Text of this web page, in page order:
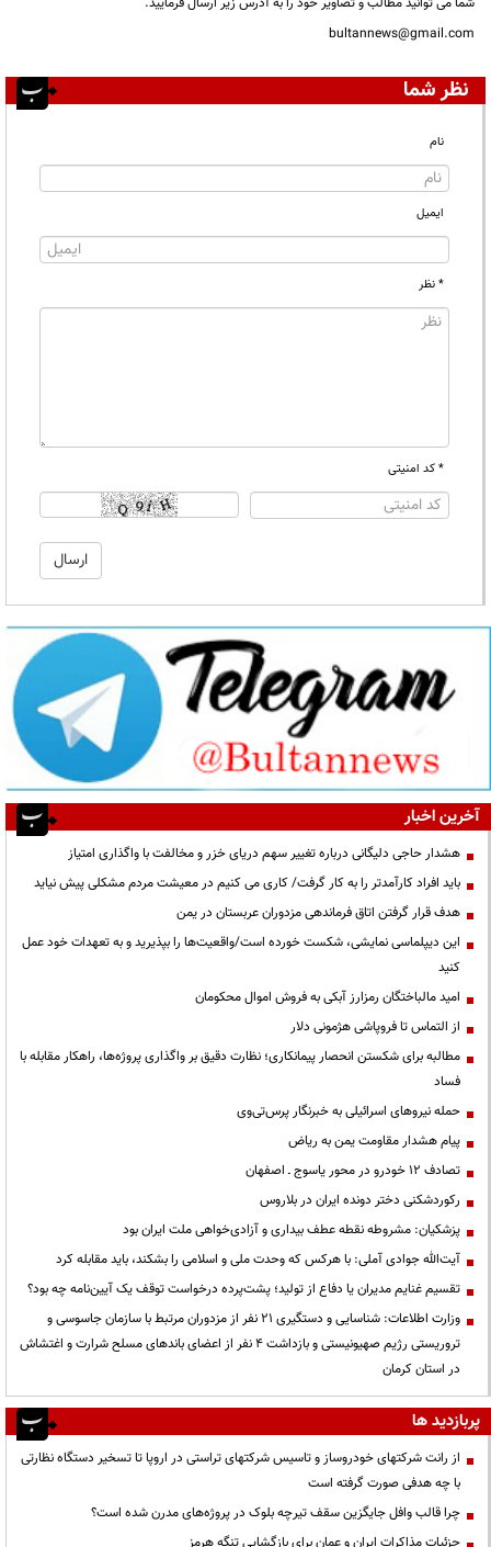
bultannews@gmail.com
نظر شما
نام
ایمیل
* نظر
* کد امنیتی
آخرین اخبار
هشدار حاجی دلیگانی درباره تغییر سهم دریای خزر و مخالفت با واگذاری امتیاز
باید افراد کارآمدتر را به کار گرفت/ کاری می کنیم در معیشت مردم مشکلی پیش نیاید
هدف قرار گرفتن اتاق‌ فرماندهی مزدوران عربستان در یمن
این دیپلماسی نمایشی، شکست خورده است/واقعیت‌ها را بپذیرید و به تعهدات خود عمل
کنید
امید مالباختگان رمزارز آبکی به فروش اموال محکومان
از التماس تا فروپاشی هژمونی دلار
مطالبه برای شکستن انحصار پیمانکاری؛ نظارت دقیق بر واگذاری پروژه‌ها، راهکار مقابله با
فساد
حمله نیروهای اسرائیلی به خبرنگار پرس‌تی‌وی
پیام هشدار مقاومت یمن به ریاض
تصادف ۱۲ خودرو در محور یاسوج ـ اصفهان
رکوردشکنی دختر دونده ایران در بلاروس
پزشکیان: مشروطه نقطه عطف بیداری و آزادی‌خواهی ملت ایران بود
آیت‌الله جوادی آملی: با هرکس که وحدت ملی و اسلامی را بشکند، باید مقابله کرد
تقسیم غنایم مدیران یا دفاع از تولید؛ پشت‌پرده درخواست توقف یک آیین‌نامه چه بود؟
وزارت اطلاعات: شناسایی و دستگیری ۲۱ نفر از مزدوران مرتبط با سازمان جاسوسی و
تروریستی رژیم صهیونیستی و بازداشت ۴ نفر از اعضای باندهای مسلح شرارت و اغتشاش
در استان کرمان
پربازدید ها
از رانت‌ شرکتهای خودروساز و تاسیس شرکتهای تراستی در اروپا تا تسخیر دستگاه نظارتی
با چه هدفی صورت گرفته است
چرا قالب وافل جایگزین سقف تیرچه بلوک در پروژه‌های مدرن شده است؟
جزئیات مذاکرات ایران و عمان برای بازگشایی تنگه هرمز